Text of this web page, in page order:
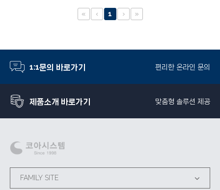
1
1:1문의 바로가기 편리한 온라인 문의
제품소개 바로가기 맞춤형 솔루션 제공
FAMILY SITE